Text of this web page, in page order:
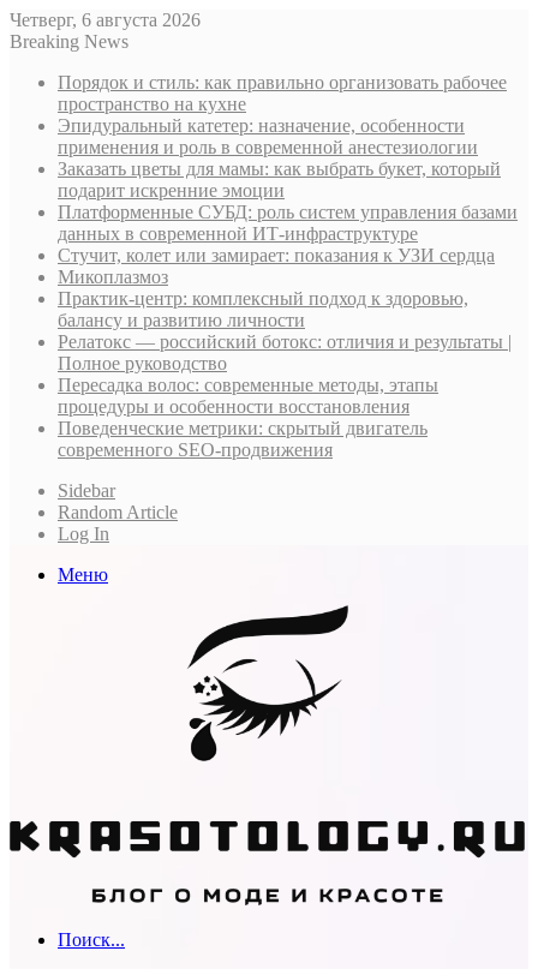
Четверг, 6 августа 2026
Breaking News
Порядок и стиль: как правильно организовать рабочее
пространство на кухне
Эпидуральный катетер: назначение, особенности
применения и роль в современной анестезиологии
Заказать цветы для мамы: как выбрать букет, который
подарит искренние эмоции
Платформенные СУБД: роль систем управления базами
данных в современной ИТ-инфраструктуре
Стучит, колет или замирает: показания к УЗИ сердца
Микоплазмоз
Практик-центр: комплексный подход к здоровью,
балансу и развитию личности
Релатокс — российский ботокс: отличия и результаты |
Полное руководство
Пересадка волос: современные методы, этапы
процедуры и особенности восстановления
Поведенческие метрики: скрытый двигатель
современного SEO-продвижения
Sidebar
Random Article
Log In
Меню
Поиск...